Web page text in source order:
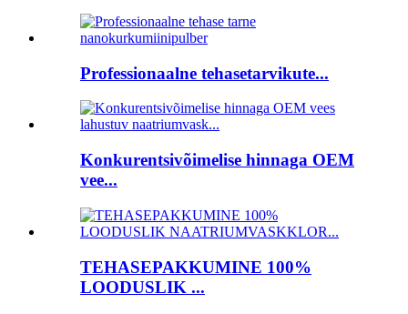
Professionaalne tehasetarvikute...
Konkurentsivõimelise hinnaga OEM
vee...
TEHASEPAKKUMINE 100%
LOODUSLIK ...